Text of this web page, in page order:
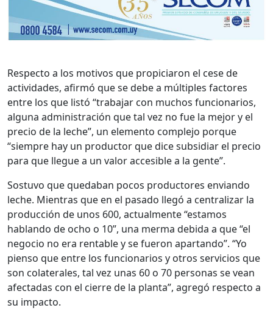
Respecto a los motivos que propiciaron el cese de
actividades, afirmó que se debe a múltiples factores
entre los que listó “trabajar con muchos funcionarios,
alguna administración que tal vez no fue la mejor y el
precio de la leche”, un elemento complejo porque
“siempre hay un productor que dice subsidiar el precio
para que llegue a un valor accesible a la gente”.
Sostuvo que quedaban pocos productores enviando
leche. Mientras que en el pasado llegó a centralizar la
producción de unos 600, actualmente “estamos
hablando de ocho o 10”, una merma debida a que “el
negocio no era rentable y se fueron apartando”. “Yo
pienso que entre los funcionarios y otros servicios que
son colaterales, tal vez unas 60 o 70 personas se vean
afectadas con el cierre de la planta”, agregó respecto a
su impacto.